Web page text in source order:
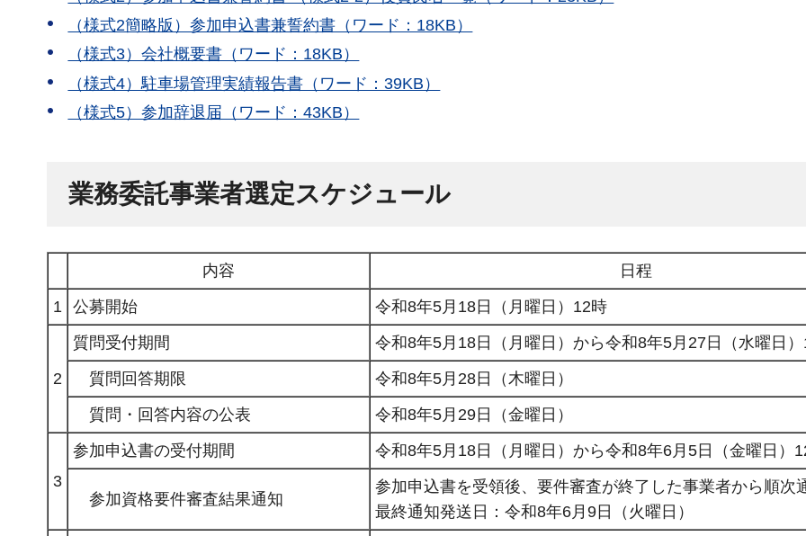
（様式2簡略版）参加申込書兼誓約書（ワード：18KB）
（様式3）会社概要書（ワード：18KB）
（様式4）駐車場管理実績報告書（ワード：39KB）
（様式5）参加辞退届（ワード：43KB）
業務委託事業者選定スケジュール
内容
日程
1
公募開始 令和8年5月18日（月曜日）12時
2
質問受付期間
令和8年5月18日（月曜日）から令和8年5月27日（水曜日
質問回答期限
令和8年5月28日（木曜日）
質問・回答内容の公表
令和8年5月29日（金曜日）
3
参加申込書の受付期間 令和8年5月18日（月曜日）から令和8年6月5日（金曜日）
参加資格要件審査結果通知
参加申込書を受領後、要件審査が終了した事業者から順次
最終通知発送日：令和8年6月9日（火曜日）